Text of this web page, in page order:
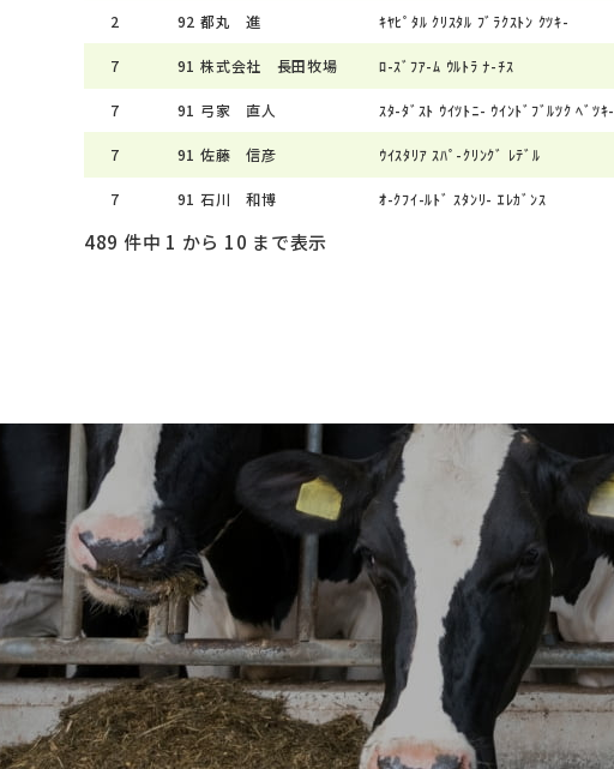
2 92 都丸 進 ｷﾔﾋﾟﾀﾙ ｸﾘｽﾀﾙ ﾌﾞﾗｸｽﾄﾝ ｸﾂｷ-
7 91 株式会社 長田牧場 ﾛ-ｽﾞﾌｱ-ﾑ ｳﾙﾄﾗ ﾅ-ﾁｽ
7 91 弓家 直人 ｽﾀ-ﾀﾞｽﾄ ｳｲﾂﾄﾆ- ｳｲﾝﾄﾞﾌﾞﾙﾂｸ ﾍﾞﾂｷ-
7 91 佐藤 信彦 ｳｲｽﾀﾘｱ ｽﾊﾟ-ｸﾘﾝｸﾞ ﾚﾃﾞﾙ
7 91 石川 和博 ｵ-ｸﾌｲ-ﾙﾄﾞ ｽﾀﾝﾘ- ｴﾚｶﾞﾝｽ
489 件中 1 から 10 まで表示